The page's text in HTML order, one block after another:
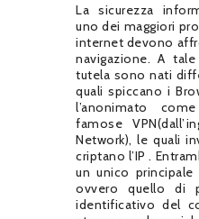
La sicurezza
uno dei maggiori
internet devono
navigazione. A
tutela sono nati
quali spiccano i
l’anonimato
famose
Network), le quali
criptano l’IP .
un unico
ovvero quello di
identificativo del